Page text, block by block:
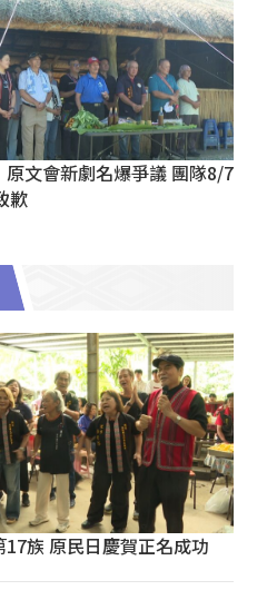
原文會新劇名爆爭議 團隊8/7
歉
族 原民日慶賀正名成功